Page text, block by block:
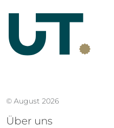
© August 2026
Über uns